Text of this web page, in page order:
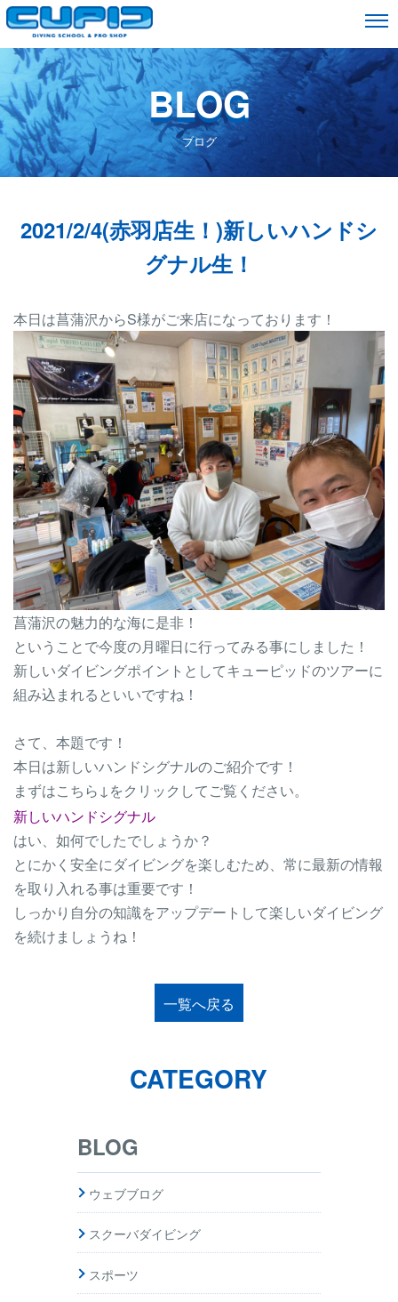
BLOG
ブログ
2021/2/4(赤羽店生！)新しいハンドシ
グナル生！
本日は菖蒲沢からS様がご来店になっております！
菖蒲沢の魅力的な海に是非！
ということで今度の月曜日に行ってみる事にしました！
新しいダイビングポイントとしてキューピッドのツアーに
組み込まれるといいですね！
さて、本題です！
本日は新しいハンドシグナルのご紹介です！
まずはこちら↓をクリックしてご覧ください。
新しいハンドシグナル
はい、如何でしたでしょうか？
とにかく安全にダイビングを楽しむため、常に最新の情報
を取り入れる事は重要です！
しっかり自分の知識をアップデートして楽しいダイビング
を続けましょうね！
一覧へ戻る
CATEGORY
BLOG
ウェブブログ
スクーバダイビング
スポーツ